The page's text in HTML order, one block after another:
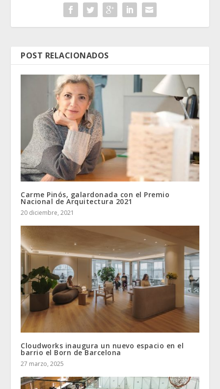
POST RELACIONADOS
Carme Pinós, galardonada con el Premio
Nacional de Arquitectura 2021
20 diciembre, 2021
Cloudworks inaugura un nuevo espacio en el
barrio el Born de Barcelona
27 marzo, 2025